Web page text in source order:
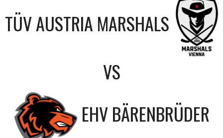
TÜV AUSTRIA MARSHALS
VS
EHV BÄRENBRÜDER